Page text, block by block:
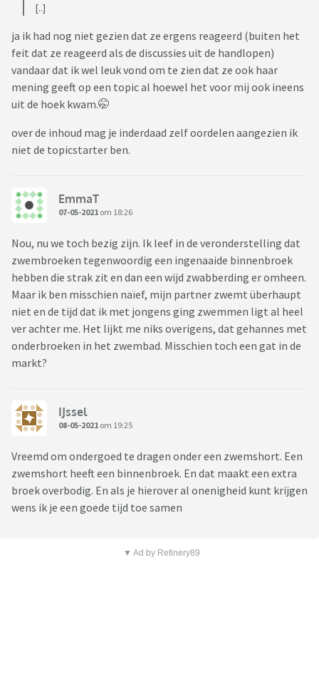
[..]
ja ik had nog niet gezien dat ze ergens reageerd (buiten het
feit dat ze reageerd als de discussies uit de handlopen)
vandaar dat ik wel leuk vond om te zien dat ze ook haar
mening geeft op een topic al hoewel het voor mij ook ineens
uit de hoek kwam.🤭
over de inhoud mag je inderdaad zelf oordelen aangezien ik
niet de topicstarter ben.
EmmaT
07-05-2021 om 18:26
Nou, nu we toch bezig zijn. Ik leef in de veronderstelling dat
zwembroeken tegenwoordig een ingenaaide binnenbroek
hebben die strak zit en dan een wijd zwabberding er omheen.
Maar ik ben misschien naïef, mijn partner zwemt überhaupt
niet en de tijd dat ik met jongens ging zwemmen ligt al heel
ver achter me. Het lijkt me niks overigens, dat gehannes met
onderbroeken in het zwembad. Misschien toch een gat in de
markt?
IJssel
08-05-2021 om 19:25
Vreemd om ondergoed te dragen onder een zwemshort. Een
zwemshort heeft een binnenbroek. En dat maakt een extra
broek overbodig. En als je hierover al onenigheid kunt krijgen
wens ik je een goede tijd toe samen
▼ Ad by Refinery89